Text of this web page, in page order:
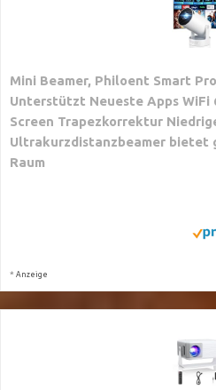
Mini Beamer, Philoent Smart
Unterstützt Neueste Apps WiFi
Screen Trapezkorrektur
Ultrakurzdistanzbeamer bietet
Raum
* Anzeige